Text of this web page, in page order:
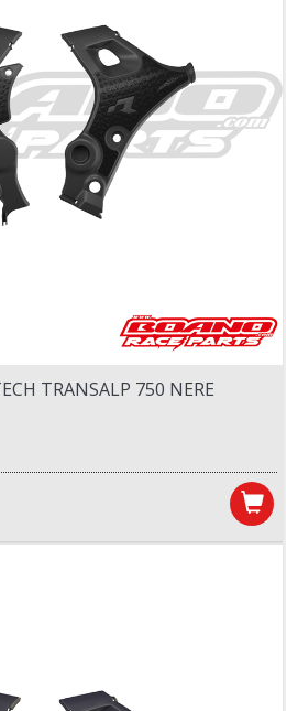
TRANSALP 750 NERE